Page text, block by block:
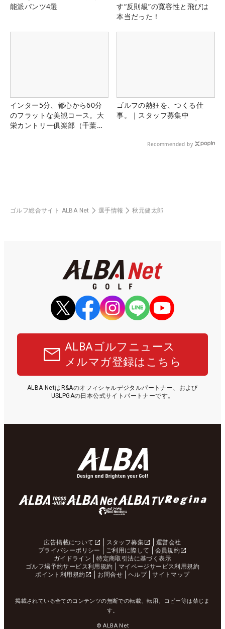
能派パンツ4選
す“反則級”の寛容性と飛びは
本当だった！
インター5分、都心から60分
のフラットな美観コース。大
栄カントリー俱楽部（千葉
ゴルフの熱狂を、つくる仕
事。｜スタッフ募集中
Recommended by
ゴルフ総合サイト ALBA Net 選手情報 秋元健太郎
ALBAゴルフニュース
メルマガ登録はこちら
ALBA NetはR&Aのオフィシャルデジタルパートナー、および
USLPGAの日本公式サイトパートナーです。
広告掲載について スタッフ募集
運営会社
プライバシーポリシー
ご利用に際して
会員規約
ガイドライン
特定商取引法に基づく表示
ゴルフ場予約サービス利用規約
マイページサービス利用規約
ポイント利用規約
お問合せ ヘルプ サイトマップ
掲載されている全てのコンテンツの無断での転載、転用、コピー等は禁じま
す。
© ALBA Net